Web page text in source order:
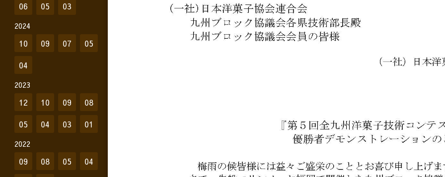
06
05 03
2024
10 09 07
05
04
2023
12 10 09
08
05
04 03 01
2022
09 08 05
04